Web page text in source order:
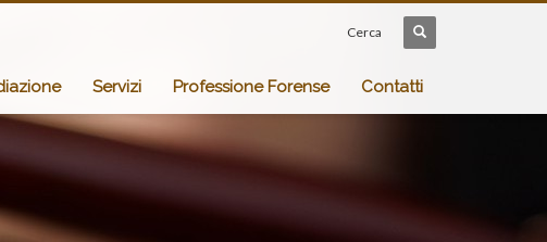
Cerca
Servizi Professione Forense Contatti